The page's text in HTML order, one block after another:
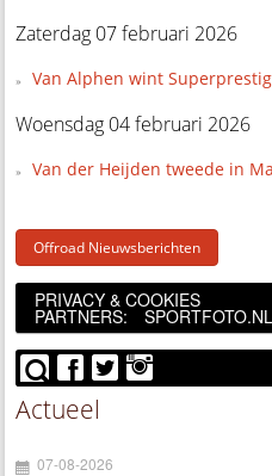
Zaterdag 07 februari 2026
Van Alphen wint
Woensdag 04 februari 2026
Van der Heijden tweede in
Offroad Nieuwsberichten
PRIVACY & COOKIES
PARTNERS: SPORTFOTO.NL
Actueel
07-08-2026